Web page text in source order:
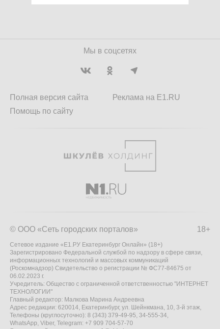
Мы в соцсетях
Полная версия сайта
Помощь по сайту
Реклама на E1.RU
18+
© ООО «Сеть городских порталов»
Сетевое издание «Е1.РУ Екатеринбург Онлайн» (18+)
Зарегистрировано Федеральной службой по надзору в сфере связи,
информационных технологий и массовых коммуникаций
(Роскомнадзор) Свидетельство о регистрации № ФС77-84675 от
06.02.2023 г.
Учредитель: Общество с ограниченной ответственностью "ИНТЕРНЕТ
ТЕХНОЛОГИИ"
Главный редактор: Малкова Марина Андреевна
Адрес редакции: 620014, Екатеринбург, ул. Шейнкмана, 10, 3-й этаж,
Телефоны (круглосуточно): 8 (343) 379-49-95, 34-555-34,
WhatsApp, Viber, Telegram: +7 909 704-57-70